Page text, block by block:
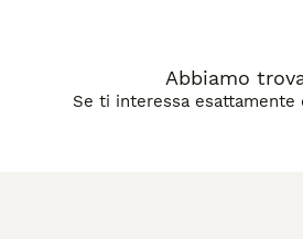
Abbiamo
Se ti interessa